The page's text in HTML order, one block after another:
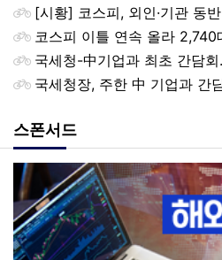
[시황] 코스피, 외인·기관 동반 매수에 연
코스피 이틀 연속 올라 2,740대 회복…
국세청-中기업과 최초 간담회…외국
국세청장, 주한 中 기업과 간담회…“차
스폰서드